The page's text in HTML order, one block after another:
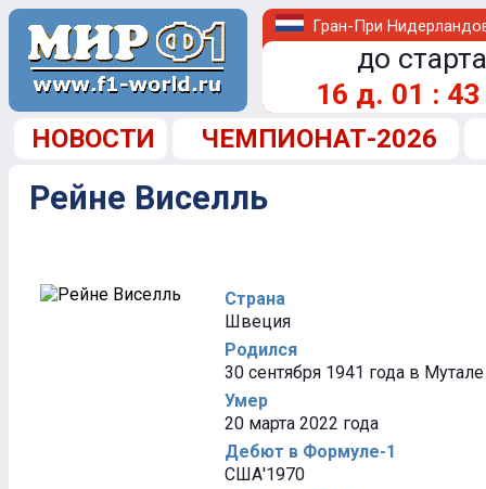
Гран-При
до
16 д. 01 : 43
НОВОСТИ ЧЕМПИОНАТ-2026
Рейне Виселль
Страна
Швеция
Родился
30 сентября 1941 года в
Умер
20 марта 2022 года
Дебют в Формуле-1
США'1970